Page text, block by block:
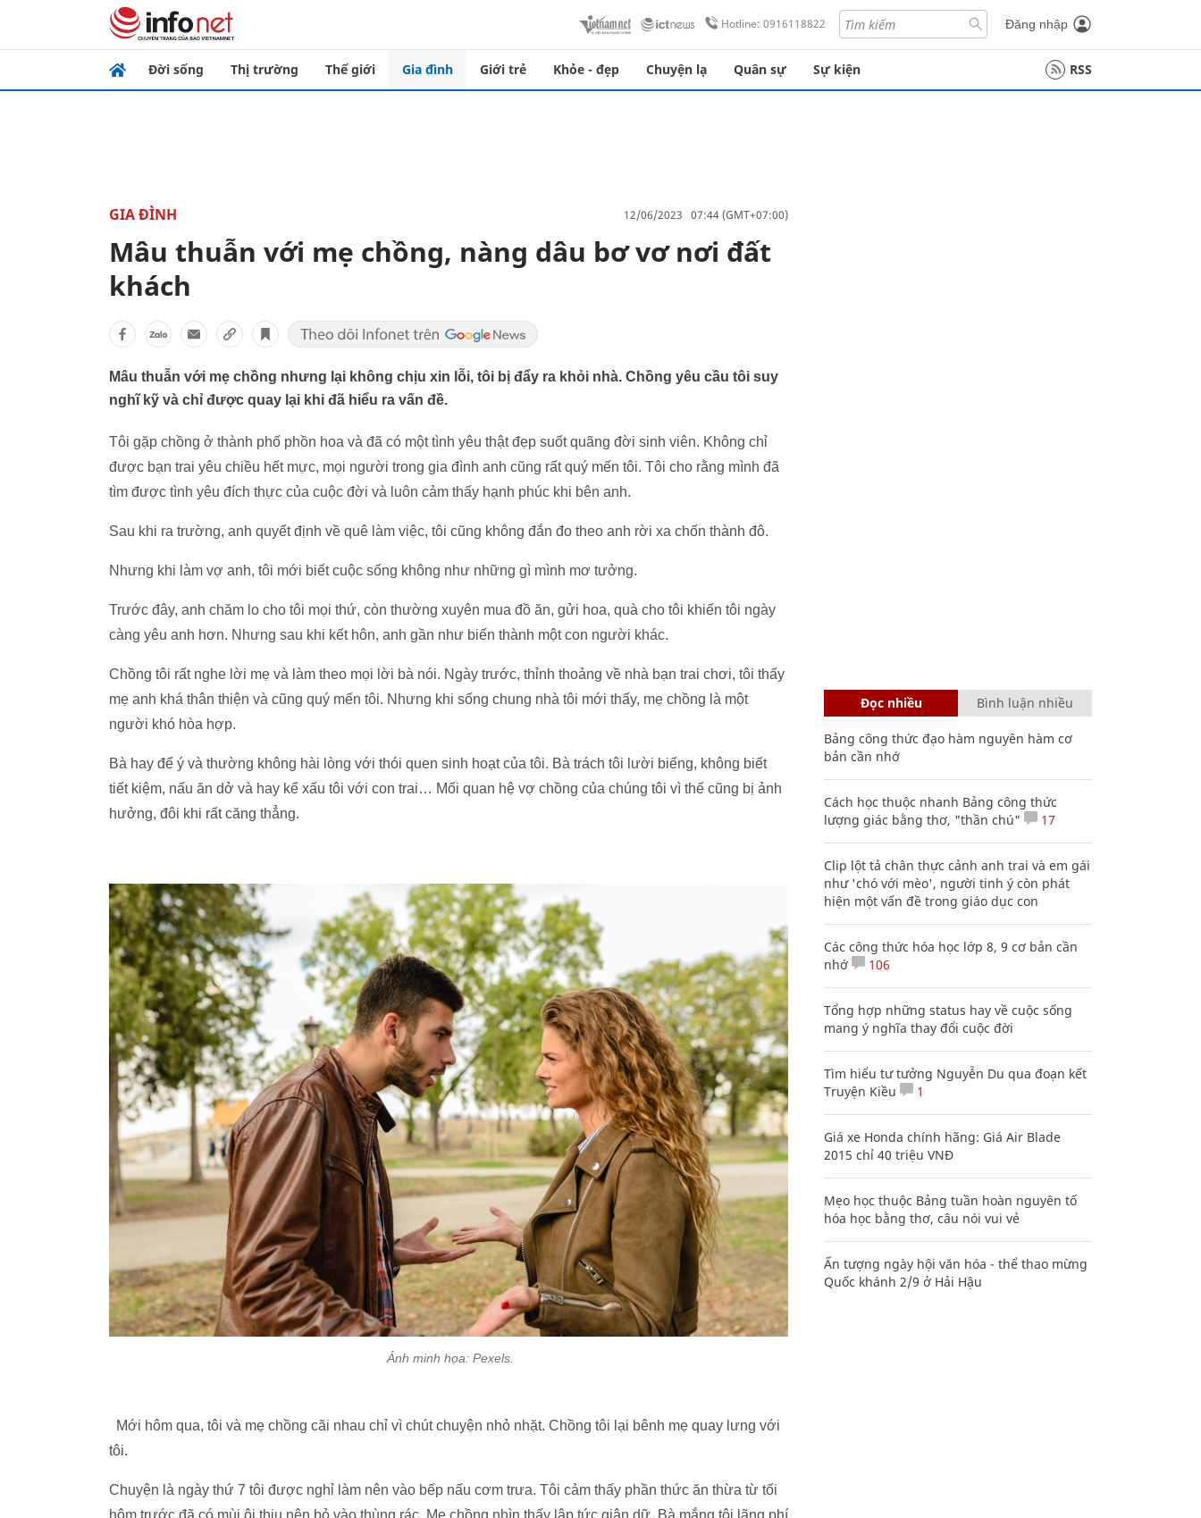
Hotline: 0916118822 Đăng nhập
Đời sống Thị trường Thế giới Gia đình Giới trẻ Khỏe - đẹp Chuyện lạ Quân sự Sự kiện RSS
GIA ĐÌNH 12/06/2023 07:44 (GMT+07:00)
Mâu thuẫn với mẹ chồng, nàng dâu bơ vơ nơi đất
khách
Mâu thuẫn với mẹ chồng nhưng lại không chịu xin lỗi, tôi bị đẩy ra khỏi nhà. Chồng yêu cầu tôi suy
nghĩ kỹ và chỉ được quay lại khi đã hiểu ra vấn đề.
Tôi gặp chồng ở thành phố phồn hoa và đã có một tình yêu thật đẹp suốt quãng đời sinh viên. Không chỉ
được bạn trai yêu chiều hết mực, mọi người trong gia đình anh cũng rất quý mến tôi. Tôi cho rằng mình đã
tìm được tình yêu đích thực của cuộc đời và luôn cảm thấy hạnh phúc khi bên anh.
Sau khi ra trường, anh quyết định về quê làm việc, tôi cũng không đắn đo theo anh rời xa chốn thành đô.
Nhưng khi làm vợ anh, tôi mới biết cuộc sống không như những gì mình mơ tưởng.
Trước đây, anh chăm lo cho tôi mọi thứ, còn thường xuyên mua đồ ăn, gửi hoa, quà cho tôi khiến tôi ngày
càng yêu anh hơn. Nhưng sau khi kết hôn, anh gần như biến thành một con người khác.
Chồng tôi rất nghe lời mẹ và làm theo mọi lời bà nói. Ngày trước, thỉnh thoảng về nhà bạn trai chơi, tôi thấy
mẹ anh khá thân thiện và cũng quý mến tôi. Nhưng khi sống chung nhà tôi mới thấy, mẹ chồng là một
người khó hòa hợp.
Bà hay để ý và thường không hài lòng với thói quen sinh hoạt của tôi. Bà trách tôi lười biếng, không biết
tiết kiệm, nấu ăn dở và hay kể xấu tôi với con trai… Mối quan hệ vợ chồng của chúng tôi vì thế cũng bị ảnh
hưởng, đôi khi rất căng thẳng.
Ảnh minh họa: Pexels.
Mới hôm qua, tôi và mẹ chồng cãi nhau chỉ vì chút chuyện nhỏ nhặt. Chồng tôi lại bênh mẹ quay lưng với
tôi.
Chuyện là ngày thứ 7 tôi được nghỉ làm nên vào bếp nấu cơm trưa. Tôi cảm thấy phần thức ăn thừa từ tối
Đọc nhiều Bình luận nhiều
Bảng công thức đạo hàm nguyên hàm cơ
bản cần nhớ
Cách học thuộc nhanh Bảng công thức
lượng giác bằng thơ, "thần chú"
17
Clip lột tả chân thực cảnh anh trai và em gái
như 'chó với mèo', người tinh ý còn phát
hiện một vấn đề trong giáo dục con
Các công thức hóa học lớp 8, 9 cơ bản cần
nhớ
106
Tổng hợp những status hay về cuộc sống
mang ý nghĩa thay đổi cuộc đời
Tìm hiểu tư tưởng Nguyễn Du qua đoạn kết
Truyện Kiều
1
Giá xe Honda chính hãng: Giá Air Blade
2015 chỉ 40 triệu VNĐ
Mẹo học thuộc Bảng tuần hoàn nguyên tố
hóa học bằng thơ, câu nói vui vẻ
Ấn tượng ngày hội văn hóa - thể thao mừng
Quốc khánh 2/9 ở Hải Hậu